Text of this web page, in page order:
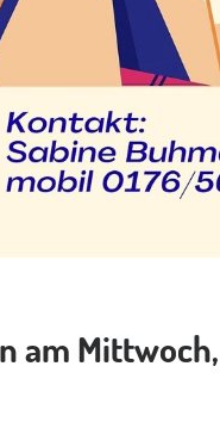
Mittwoch,